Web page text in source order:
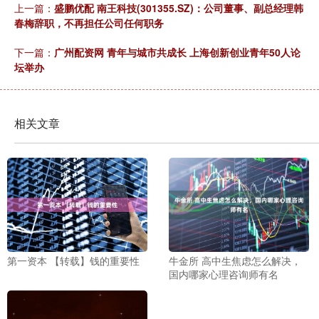
上一篇： 盛鹏优配 南王科技(301355.SZ)：公司董事、副总经理韩
春梅辞职，不再担任公司任何职务
下一篇： 广州配资网 青年与城市共成长 上海创新创业青年50人论
坛举办
相关文章
第一资本 【转载】钱的重要性
牛金所 高中生焦虑怎么解决，
国内哪家心理咨询师有名